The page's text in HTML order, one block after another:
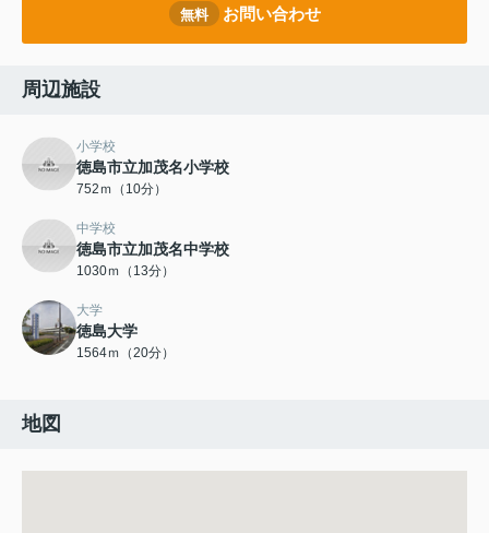
無料 お問い合わせ
周辺施設
小学校
徳島市立加茂名小学校
752ｍ（10分）
中学校
徳島市立加茂名中学校
1030ｍ（13分）
大学
徳島大学
1564ｍ（20分）
地図